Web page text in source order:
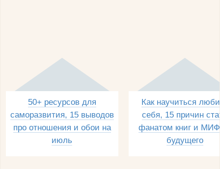
50+ ресурсов для
саморазвития, 15 выводов
про отношения и обои на
июль
Как научиться
себя, 15 причин
фанатом книг и
будущего